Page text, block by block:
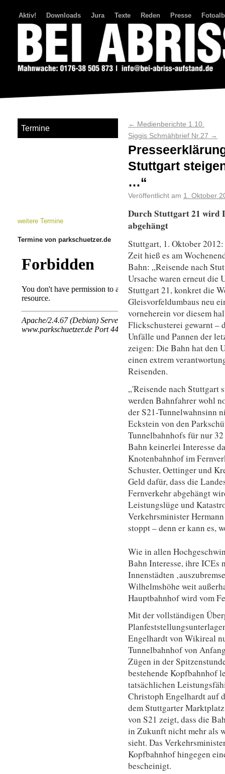
Aktiv! Downloads Jura Texte Reden Presse
← Medienberichte 1.10.
Siggis Schmähbrief Nr.27 →
Stuttgart
…“
Veröffentlicht am 1. Oktober
Durch Stuttgart 21 wird
abgehängt
Stuttgart, 1. Oktober
Zeit hieß es am
Bahn: „Reisende nach
Ursache waren erneut die
Stuttgart 21, konkret die
Gleisvorfeldumbaus neu
vorneherein vor diesem
Flickschusterei gewarnt –
Unfälle und Pannen der
zeigen: Die Bahn hat den
einen extrem
Reisenden.
„'Reisende nach Stuttgart
werden Bahnfahrer wohl
der S21-Tunnelwahnsinn
Eckstein von den
Tunnelbahnhofs für nur
Bahn keinerlei Interesse
Knotenbahnhof im
Schuster, Oettinger und
Geld dafür, dass die
Fernverkehr abgehängt
Leistungslüge und
Verkehrsminister
stoppt – denn er kann es,
Wie in allen
Bahn Interesse, ihre ICEs
Innenstädten
Wilhelmshöhe weit
Hauptbahnhof wird vom
Mit der vollständigen
Engelhardt von Wikireal
Tunnelbahnhof von
Zügen in der
bestehende Kopfbahnhof
tatsächlichen
Christoph Engelhardt auf
dem Stuttgarter
von S21 zeigt, dass die
in Zukunft nicht mehr als
sieht. Das
Kopfbahnhof hingegen
bescheinigt.
Termine
weitere Termine
Termine von parkschuetzer.de